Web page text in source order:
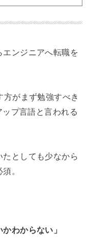
エンジニアへ転職を
がまず勉強すべき
プ言語と言われる
としても少なから
。
わからない」